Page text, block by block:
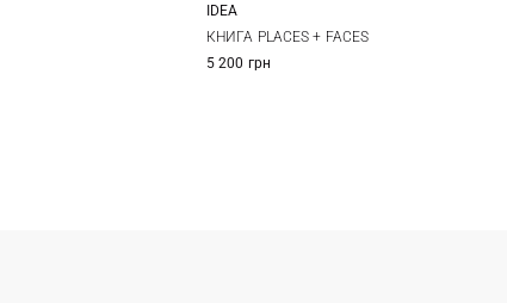
One Size
IDEA
КНИГА PLACES + FACES
5 200 грн